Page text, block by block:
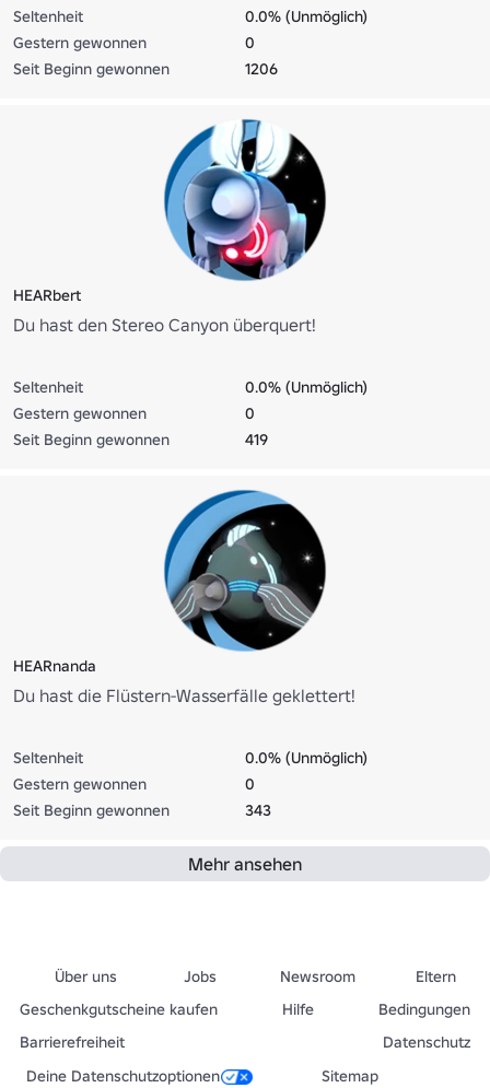
Seltenheit
0.0% (Unmöglich)
Gestern gewonnen
0
Seit Beginn gewonnen
1206
HEARbert
Du hast den Stereo Canyon überquert!
Seltenheit
0.0% (Unmöglich)
Gestern gewonnen
0
Seit Beginn gewonnen
419
HEARnanda
Du hast die Flüstern-Wasserfälle geklettert!
Seltenheit
0.0% (Unmöglich)
Gestern gewonnen
0
Seit Beginn gewonnen
343
Mehr ansehen
Über uns Jobs Newsroom
Eltern
Geschenkgutscheine kaufen
Hilfe
Bedingungen
Barrierefreiheit
Datenschutz
Deine Datenschutzoptionen
Sitemap